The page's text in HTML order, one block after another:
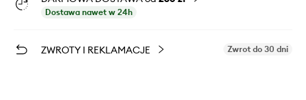
Dostawa nawet w 24h
ZWROTY I REKLAMACJE Zwrot do 30 dni